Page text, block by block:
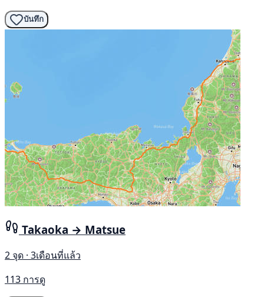
บันทึก
Takaoka → Matsue
2 จุด · 3เดือนที่แล้ว
113 การดู